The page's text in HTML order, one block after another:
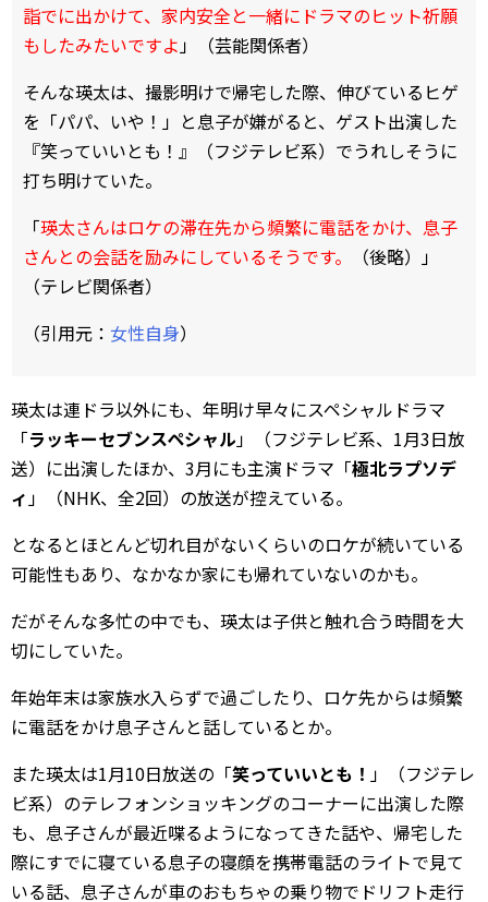
詣でに出かけて、家内安全と一緒にドラマのヒット祈願
もしたみたいですよ 」（芸能関係者）
そんな瑛太は、撮影明けで帰宅した際、伸びているヒゲ
を「パパ、いや！」と息子が嫌がると、ゲスト出演した
『笑っていいとも！』（フジテレビ系）でうれしそうに
打ち明けていた。
「瑛太さんはロケの滞在先から頻繁に電話をかけ、息子
さんとの会話を励みにしているそうです。
（後略）」
（テレビ関係者）
（引用元： 女性自身）
瑛太は連ドラ以外にも、年明け早々にスペシャルドラマ
「ラッキーセブンスペシャル」（フジテレビ系、1月3日放
送）に出演したほか、3月にも主演ドラマ「極北ラプソデ
ィ 」（NHK、全2回）の放送が控えている。
となるとほとんど切れ目がないくらいのロケが続いている
可能性もあり、なかなか家にも帰れていないのかも。
だがそんな多忙の中でも、瑛太は子供と触れ合う時間を大
切にしていた。
年始年末は家族水入らずで過ごしたり、ロケ先からは頻繁
に電話をかけ息子さんと話しているとか。
また瑛太は1月10日放送の「笑っていいとも！ 」（フジテレ
ビ系）のテレフォンショッキングのコーナーに出演した際
も、息子さんが最近喋るようになってきた話や、帰宅した
際にすでに寝ている息子の寝顔を携帯電話のライトで見て
いる話、息子さんが車のおもちゃの乗り物でドリフト走行